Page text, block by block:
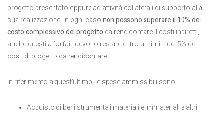
progetto presentato oppure ad attività collaterali di supporto alla
sua realizzazione. In ogni caso non possono superare il 10% del
costo complessivo del progetto da rendicontare. I costi indiretti,
anche questi a forfait, devono restare entro un limite del 5% dei
costi di progetto da rendicontare.
In riferimento a quest’ultimo, le spese ammissibili sono:
Acquisto di beni strumentali materiali e immateriali e altri